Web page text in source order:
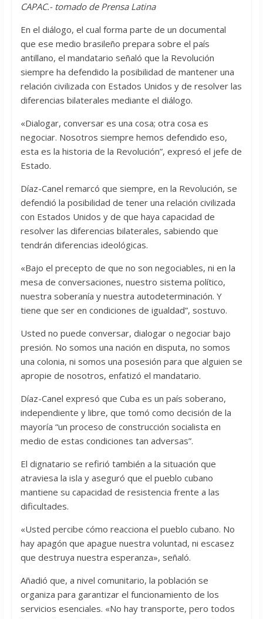
CAPAC.- tomado de Prensa Latina
En el diálogo, el cual forma parte de un documental
que ese medio brasileño prepara sobre el país
antillano, el mandatario señaló que la Revolución
siempre ha defendido la posibilidad de mantener una
relación civilizada con Estados Unidos y de resolver las
diferencias bilaterales mediante el diálogo.
«Dialogar, conversar es una cosa; otra cosa es
negociar. Nosotros siempre hemos defendido eso,
esta es la historia de la Revolución”, expresó el jefe de
Estado.
Díaz-Canel remarcó que siempre, en la Revolución, se
defendió la posibilidad de tener una relación civilizada
con Estados Unidos y de que haya capacidad de
resolver las diferencias bilaterales, sabiendo que
tendrán diferencias ideológicas.
«Bajo el precepto de que no son negociables, ni en la
mesa de conversaciones, nuestro sistema político,
nuestra soberanía y nuestra autodeterminación. Y
tiene que ser en condiciones de igualdad”, sostuvo.
Usted no puede conversar, dialogar o negociar bajo
presión. No somos una nación en disputa, no somos
una colonia, ni somos una posesión para que alguien se
apropie de nosotros, enfatizó el mandatario.
Díaz-Canel expresó que Cuba es un país soberano,
independiente y libre, que tomó como decisión de la
mayoría “un proceso de construcción socialista en
medio de estas condiciones tan adversas”.
El dignatario se refirió también a la situación que
atraviesa la isla y aseguró que el pueblo cubano
mantiene su capacidad de resistencia frente a las
dificultades.
«Usted percibe cómo reacciona el pueblo cubano. No
hay apagón que apague nuestra voluntad, ni escasez
que destruya nuestra esperanza», señaló.
Añadió que, a nivel comunitario, la población se
organiza para garantizar el funcionamiento de los
servicios esenciales. «No hay transporte, pero todos